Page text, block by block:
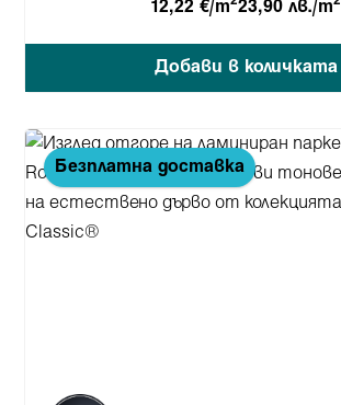
12,22 €/m 23,90 лв./m
Добави в количката
Безплатна доставка